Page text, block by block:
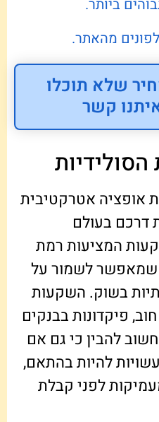
ביותר.
מהאתר.
שלא תוכלו
קשר
אופציה אטרקטיבית
דרכם בעולם
המציעות רמת
שמאפשר לשמור על
בשוק. השקעות
פיקדונות בבנקים
חשוב להבין כי גם אם
להיות בהתאם,
לפני קבלת